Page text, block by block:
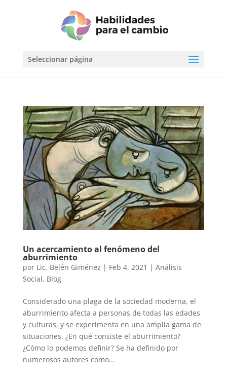
Seleccionar página
Un acercamiento al fenómeno del
aburrimiento
por Lic. Belén Giménez | Feb 4, 2021 | Análisis
Social, Blog
Considerado una plaga de la sociedad moderna, el
aburrimiento afecta a personas de todas las edades
y culturas, y se experimenta en una amplia gama de
situaciones. ¿En qué consiste el aburrimiento?
¿Cómo lo podemos definir? Se ha definido por
numerosos autores como...